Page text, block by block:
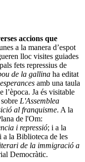
accions que
a la manera d’espot
lloc visites guiades
fets repressius de
de la gallina ha editat
amb una taula
l’època. Ja és visitable
L'Assemblea
al franquisme. A la
de l'Om:
i repressió; i a la
i a la Biblioteca de les
de la immigració a
Democràtic.